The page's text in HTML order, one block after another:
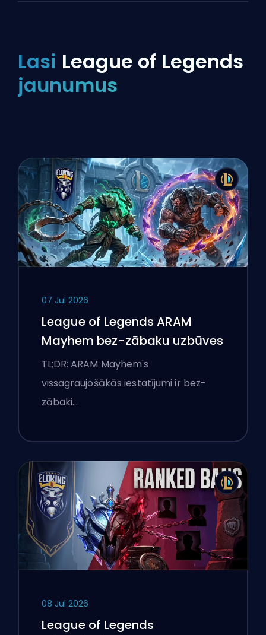
Lasi League of Legends
jaunumus
07 Jul 2026
League of Legends ARAM
Mayhem bez-zābaku uzbūves
TL;DR: ARAM Mayhem's
vissagraujošākās iestatījumi ir bez-
zābaki…
08 Jul 2026
League of Legends